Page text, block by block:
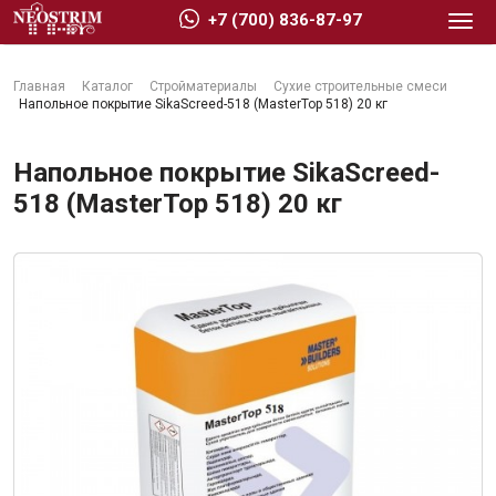
Главная Каталог Стройматериалы
Сухие строительные смеси
Напольное покрытие SikaScreed-518 (MasterTop 518) 20 кг
Напольное покрытие SikaScreed-
518 (MasterTop 518) 20 кг
+7 (700) 836-87-97
Стройматериалы
Гидроизоляция
Изоляционные материалы
Кровельные материалы